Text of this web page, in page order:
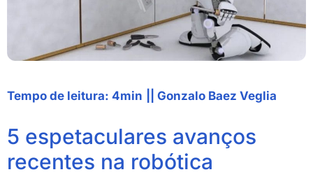
Tempo de leitura: 4min Gonzalo Baez Veglia
5 espetaculares avanços
recentes na robótica